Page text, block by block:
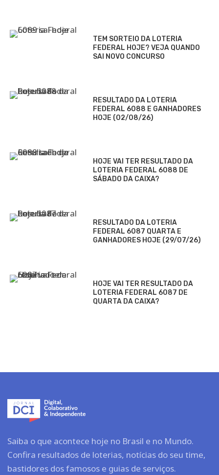
TEM SORTEIO DA LOTERIA
FEDERAL HOJE? VEJA QUANDO
SAI NOVO CONCURSO
RESULTADO DA LOTERIA
FEDERAL 6088 E GANHADORES
HOJE (02/08/26)
HOJE VAI TER RESULTADO DA
LOTERIA FEDERAL 6088 DE
SÁBADO DA CAIXA?
RESULTADO DA LOTERIA
FEDERAL 6087 QUARTA E
GANHADORES HOJE (29/07/26)
HOJE VAI TER RESULTADO DA
LOTERIA FEDERAL 6087 DE
QUARTA DA CAIXA?
Saiba o que acontece hoje no Brasil e no Mundo.
Confira resultados de loterias, notícias do seu time,
bastidores dos famosos e guias de serviços.